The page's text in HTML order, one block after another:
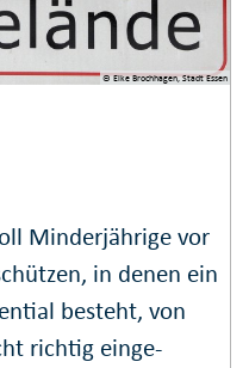
© Elke Brochhagen, Stadt Essen
Minderjährige vor
in denen ein
besteht, von
richtig einge­